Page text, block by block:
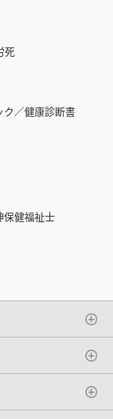
死
／健康診断書
健福祉士